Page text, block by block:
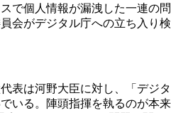
で個人情報が漏洩した一連の問
会がデジタル庁への立ち入り検
表は河野大臣に対し、「デジタ
いる。陣頭指揮を執るのが本来